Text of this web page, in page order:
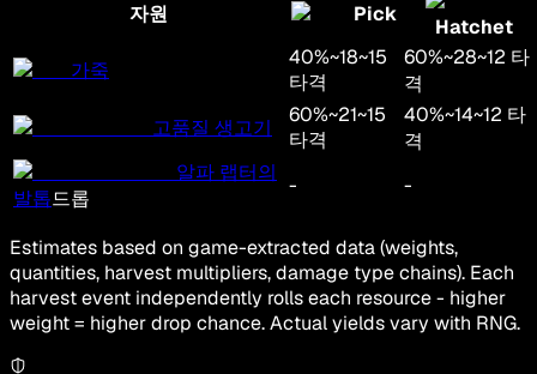
자원 Pick
Hatchet
가죽
40%~18~15
타격
60%~28~12 타
격
고품질 생고기
60%~21~15
타격
40%~14~12 타
격
알파 랩터의
발톱드롭
- -
Estimates based on game-extracted data (weights,
quantities, harvest multipliers, damage type chains). Each
harvest event independently rolls each resource - higher
weight = higher drop chance. Actual yields vary with RNG.